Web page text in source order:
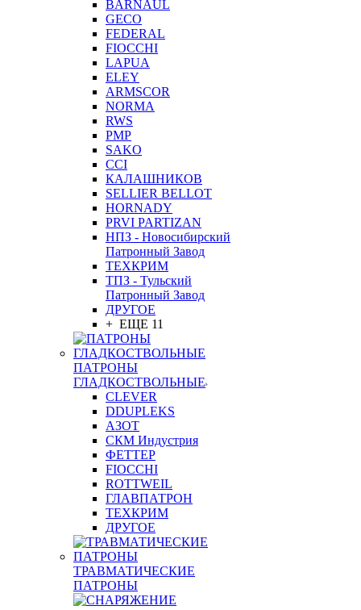
BARNAUL
GEСO
FEDERAL
FIOCCHI
LAPUA
ELEY
ARMSCOR
NORMA
RWS
PMP
SAKO
CCI
КАЛАШНИКОВ
SELLIER BELLOT
HORNADY
PRVI PARTIZAN
НПЗ - Новосибирский
Патронный Завод
ТЕХКРИМ
ТПЗ - Тульский
Патронный Завод
ДРУГОЕ
+ ЕЩЕ 11
ПАТРОНЫ
ГЛАДКОСТВОЛЬНЫЕ
CLEVER
DDUPLEKS
АЗОТ
СКМ Индустрия
ФЕТТЕР
FIOCCHI
ROTTWEIL
ГЛАВПАТРОН
ТЕХКРИМ
ДРУГОЕ
ТРАВМАТИЧЕСКИЕ
ПАТРОНЫ